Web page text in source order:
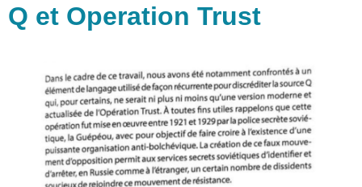
Q et Operation Trust